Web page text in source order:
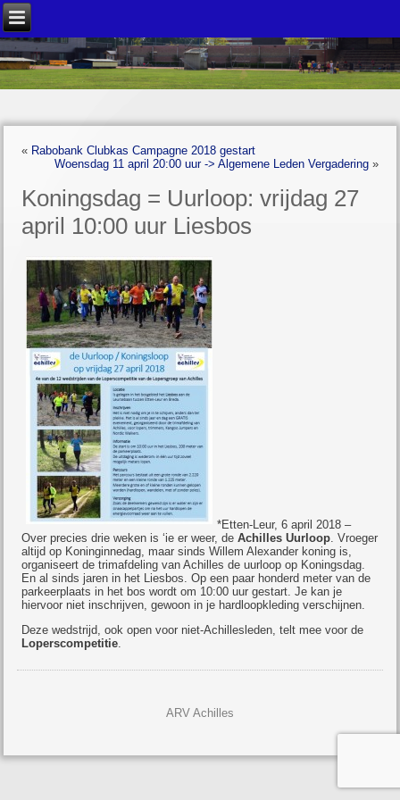
« Rabobank Clubkas Campagne 2018 gestart
Woensdag 11 april 20:00 uur -> Algemene Leden Vergadering»
Koningsdag = Uurloop: vrijdag 27
april 10:00 uur Liesbos
*Etten-Leur, 6 april 2018 –
Over precies drie weken is ‘ie er weer, deAchilles Uurloop. Vroeger
altijd op Koninginnedag, maar sinds Willem Alexander koning is,
organiseert de trimafdeling van Achilles de uurloop op Koningsdag.
En al sinds jaren in het Liesbos. Op een paar honderd meter van de
parkeerplaats in het bos wordt om 10:00 uur gestart. Je kan je
hiervoor niet inschrijven, gewoon in je hardloopkleding verschijnen.
Deze wedstrijd, ook open voor niet-Achillesleden, telt mee voor de
Loperscompetitie.
ARV Achilles